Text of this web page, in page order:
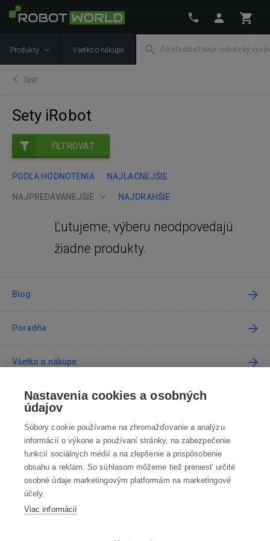
Produkty Všetko o nákupe
Späť
Sety iRobot
FILTROVAŤ
PODĽA HODNOTENIA NAJLACNEJŠIE
NAJPREDÁVANEJŠIE NAJDRAHŠIE
Ľutujeme, výberu neodpovedajú
žiadne produkty.
Blog
Poradňa
Všetko o nákupe
Predajne
Kontakt
Kontaktujte nás
info@robotworld.sk
02 / 205 103 00
Nastavenia cookies a osobných
údajov
Súbory cookie používame na zhromažďovanie a analýzu
informácií o výkone a používaní stránky, na zabezpečenie
funkcií sociálnych médií a na zlepšenie a prispôsobenie
obsahu a reklám. So súhlasom môžeme tiež preniesť určité
osobné údaje marketingovým platformám na marketingové
účely.
Viac informácií